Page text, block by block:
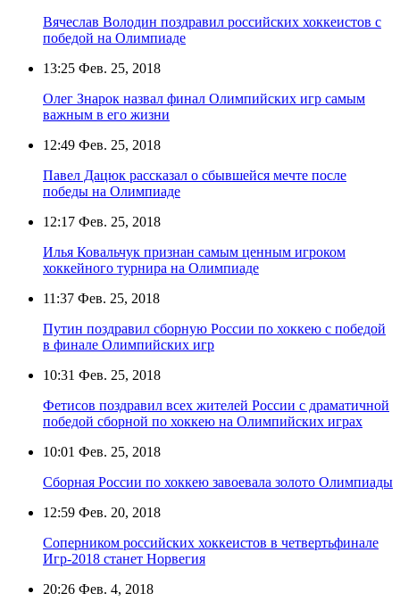
Вячеслав Володин поздравил российских хоккеистов с
победой на Олимпиаде
13:25 Фев. 25, 2018
Олег Знарок назвал финал Олимпийских игр самым
важным в его жизни
12:49 Фев. 25, 2018
Павел Дацюк рассказал о сбывшейся мечте после
победы на Олимпиаде
12:17 Фев. 25, 2018
Илья Ковальчук признан самым ценным игроком
хоккейного турнира на Олимпиаде
11:37 Фев. 25, 2018
Путин поздравил сборную России по хоккею с победой
в финале Олимпийских игр
10:31 Фев. 25, 2018
Фетисов поздравил всех жителей России с драматичной
победой сборной по хоккею на Олимпийских играх
10:01 Фев. 25, 2018
Сборная России по хоккею завоевала золото Олимпиады
12:59 Фев. 20, 2018
Соперником российских хоккеистов в четвертьфинале
Игр-2018 станет Норвегия
20:26 Фев. 4, 2018